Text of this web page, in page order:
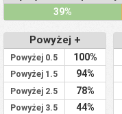
39%
Powyżej +
Powyżej 0.5 100%
Powyżej 1.5 94%
Powyżej 2.5 78%
Powyżej 3.5 44%